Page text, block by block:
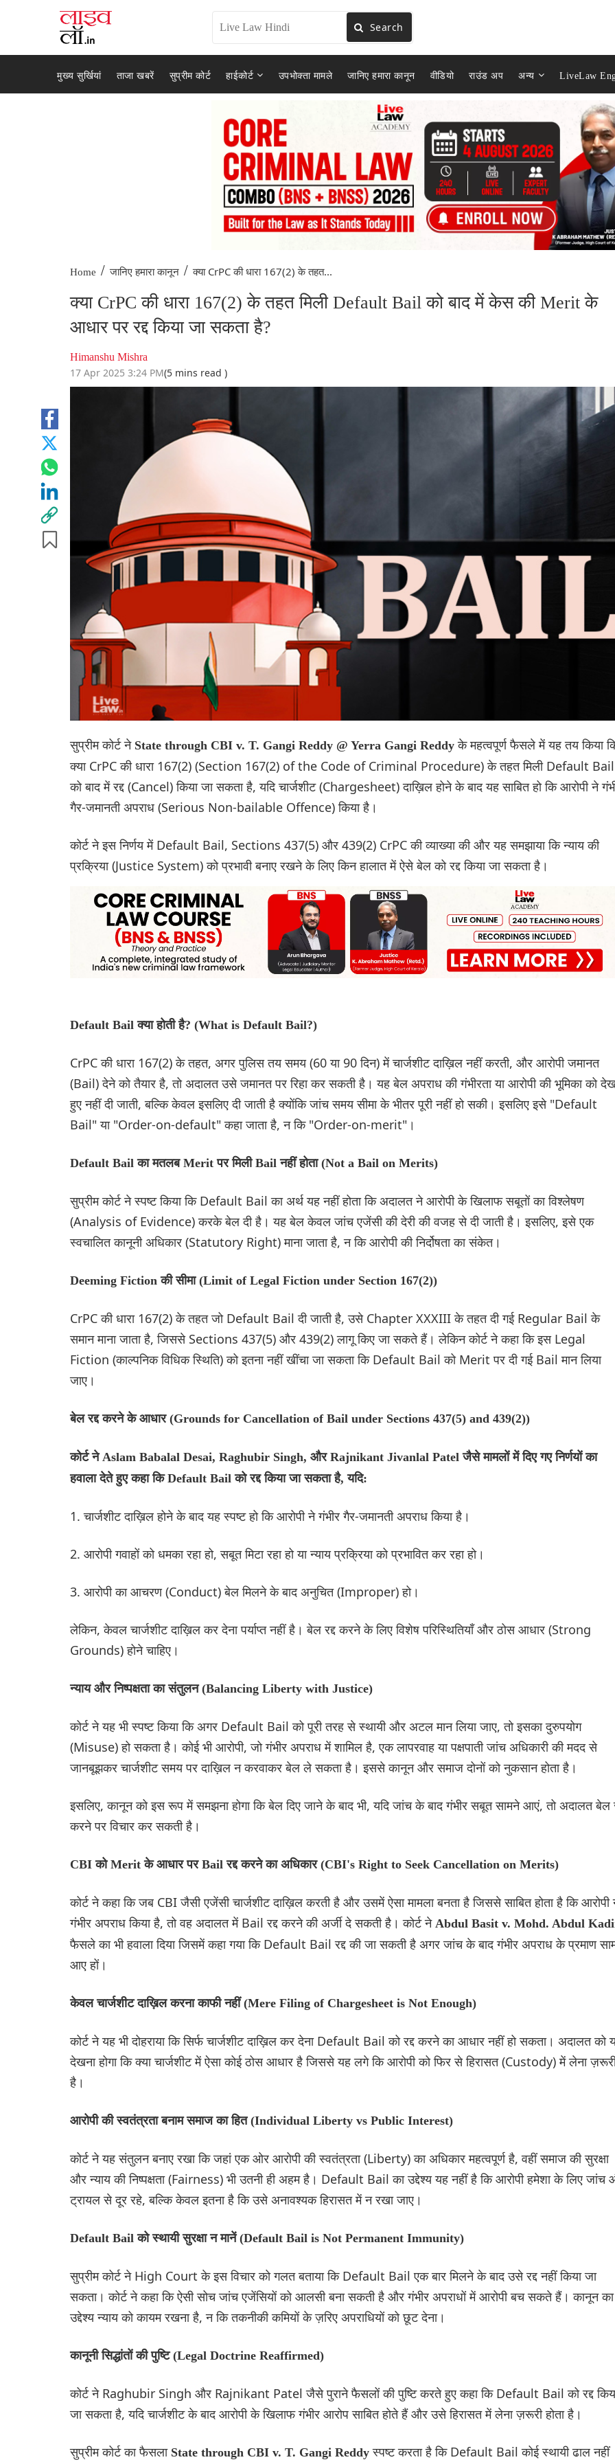
Search
मुख्य सुर्खियां ताजा खबरें सुप्रीम कोर्ट हाईकोर्ट उपभोक्ता मामले जानिए हमारा कानून वीडियो राउंड अप अन्य LiveLaw
Home / जानिए हमारा कानून / क्या CrPC की धारा 167(2) के तहत...
क्या CrPC की धारा 167(2) के तहत मिली Default Bail को बाद में केस की Merit के
आधार पर रद्द किया जा सकता है?
Himanshu Mishra
17 Apr 2025 3:24 PM(5 mins read )
सुप्रीम कोर्ट ने State through CBI v. T. Gangi Reddy @ Yerra Gangi Reddyके महत्वपूर्ण फैसले में यह तय किया
क्या CrPC की धारा 167(2) (Section 167(2) of the Code of Criminal Procedure) के तहत मिली Default Bail
को बाद में रद्द (Cancel) किया जा सकता है, यदि चार्जशीट (Chargesheet) दाख़िल होने के बाद यह साबित हो कि आरोपी ने
गैर-जमानती अपराध (Serious Non-bailable Offence) किया है।
कोर्ट ने इस निर्णय में Default Bail, Sections 437(5) और 439(2) CrPC की व्याख्या की और यह समझाया कि न्याय की
प्रक्रिया (Justice System) को प्रभावी बनाए रखने के लिए किन हालात में ऐसे बेल को रद्द किया जा सकता है।
Default Bail क्या होती है? (What is Default Bail?)
CrPC की धारा 167(2) के तहत, अगर पुलिस तय समय (60 या 90 दिन) में चार्जशीट दाख़िल नहीं करती, और आरोपी जमानत
(Bail) देने को तैयार है, तो अदालत उसे जमानत पर रिहा कर सकती है। यह बेल अपराध की गंभीरता या आरोपी की भूमिका को
हुए नहीं दी जाती, बल्कि केवल इसलिए दी जाती है क्योंकि जांच समय सीमा के भीतर पूरी नहीं हो सकी। इसलिए इसे "Default
Bail" या "Order-on-default" कहा जाता है, न कि "Order-on-merit"।
Default Bail का मतलब Merit पर मिली Bail नहीं होता (Not a Bail on Merits)
सुप्रीम कोर्ट ने स्पष्ट किया कि Default Bail का अर्थ यह नहीं होता कि अदालत ने आरोपी के खिलाफ सबूतों का विश्लेषण
(Analysis of Evidence) करके बेल दी है। यह बेल केवल जांच एजेंसी की देरी की वजह से दी जाती है। इसलिए, इसे एक
स्वचालित कानूनी अधिकार (Statutory Right) माना जाता है, न कि आरोपी की निर्दोषता का संकेत।
Deeming Fiction की सीमा (Limit of Legal Fiction under Section 167(2))
CrPC की धारा 167(2) के तहत जो Default Bail दी जाती है, उसे Chapter XXXIII के तहत दी गई Regular Bail के
समान माना जाता है, जिससे Sections 437(5) और 439(2) लागू किए जा सकते हैं। लेकिन कोर्ट ने कहा कि इस Legal
Fiction (काल्पनिक विधिक स्थिति) को इतना नहीं खींचा जा सकता कि Default Bail को Merit पर दी गई Bail मान लिया
जाए।
बेल रद्द करने के आधार (Grounds for Cancellation of Bail under Sections 437(5) and 439(2))
कोर्ट ने Aslam Babalal Desai, Raghubir Singh, और Rajnikant Jivanlal Patel जैसे मामलों में दिए गए निर्णयों का
हवाला देते हुए कहा कि Default Bail को रद्द किया जा सकता है, यदि:
1. चार्जशीट दाख़िल होने के बाद यह स्पष्ट हो कि आरोपी ने गंभीर गैर-जमानती अपराध किया है।
2. आरोपी गवाहों को धमका रहा हो, सबूत मिटा रहा हो या न्याय प्रक्रिया को प्रभावित कर रहा हो।
3. आरोपी का आचरण (Conduct) बेल मिलने के बाद अनुचित (Improper) हो।
लेकिन, केवल चार्जशीट दाख़िल कर देना पर्याप्त नहीं है। बेल रद्द करने के लिए विशेष परिस्थितियाँ और ठोस आधार (Strong
Grounds) होने चाहिए।
न्याय और निष्पक्षता का संतुलन (Balancing Liberty with Justice)
कोर्ट ने यह भी स्पष्ट किया कि अगर Default Bail को पूरी तरह से स्थायी और अटल मान लिया जाए, तो इसका दुरुपयोग
(Misuse) हो सकता है। कोई भी आरोपी, जो गंभीर अपराध में शामिल है, एक लापरवाह या पक्षपाती जांच अधिकारी की मदद से
जानबूझकर चार्जशीट समय पर दाख़िल न करवाकर बेल ले सकता है। इससे कानून और समाज दोनों को नुकसान होता है।
इसलिए, कानून को इस रूप में समझना होगा कि बेल दिए जाने के बाद भी, यदि जांच के बाद गंभीर सबूत सामने आएं, तो अदालत बेल
करने पर विचार कर सकती है।
CBI को Merit के आधार पर Bail रद्द करने का अधिकार (CBI's Right to Seek Cancellation on Merits)
कोर्ट ने कहा कि जब CBI जैसी एजेंसी चार्जशीट दाख़िल करती है और उसमें ऐसा मामला बनता है जिससे साबित होता है कि आरोपी
गंभीर अपराध किया है, तो वह अदालत में Bail रद्द करने की अर्जी दे सकती है। कोर्ट ने Abdul Basit v. Mohd. Abdul
फैसले का भी हवाला दिया जिसमें कहा गया कि Default Bail रद्द की जा सकती है अगर जांच के बाद गंभीर अपराध के प्रमाण
आए हों।
केवल चार्जशीट दाख़िल करना काफी नहीं (Mere Filing of Chargesheet is Not Enough)
कोर्ट ने यह भी दोहराया कि सिर्फ चार्जशीट दाख़िल कर देना Default Bail को रद्द करने का आधार नहीं हो सकता। अदालत को
देखना होगा कि क्या चार्जशीट में ऐसा कोई ठोस आधार है जिससे यह लगे कि आरोपी को फिर से हिरासत (Custody) में लेना
है।
आरोपी की स्वतंत्रता बनाम समाज का हित (Individual Liberty vs Public Interest)
कोर्ट ने यह संतुलन बनाए रखा कि जहां एक ओर आरोपी की स्वतंत्रता (Liberty) का अधिकार महत्वपूर्ण है, वहीं समाज की सुरक्षा
और न्याय की निष्पक्षता (Fairness) भी उतनी ही अहम है। Default Bail का उद्देश्य यह नहीं है कि आरोपी हमेशा के लिए जांच
ट्रायल से दूर रहे, बल्कि केवल इतना है कि उसे अनावश्यक हिरासत में न रखा जाए।
Default Bail को स्थायी सुरक्षा न मानें (Default Bail is Not Permanent Immunity)
सुप्रीम कोर्ट ने High Court के इस विचार को गलत बताया कि Default Bail एक बार मिलने के बाद उसे रद्द नहीं किया जा
सकता। कोर्ट ने कहा कि ऐसी सोच जांच एजेंसियों को आलसी बना सकती है और गंभीर अपराधों में आरोपी बच सकते हैं। कानून का
उद्देश्य न्याय को कायम रखना है, न कि तकनीकी कमियों के ज़रिए अपराधियों को छूट देना।
कानूनी सिद्धांतों की पुष्टि (Legal Doctrine Reaffirmed)
कोर्ट ने Raghubir Singh और Rajnikant Patel जैसे पुराने फैसलों की पुष्टि करते हुए कहा कि Default Bail को रद्द
जा सकता है, यदि चार्जशीट के बाद आरोपी के खिलाफ गंभीर आरोप साबित होते हैं और उसे हिरासत में लेना ज़रूरी होता है।
सुप्रीम कोर्ट का फैसला State through CBI v. T. Gangi Reddyस्पष्ट करता है कि Default Bail कोई स्थायी ढाल नहीं